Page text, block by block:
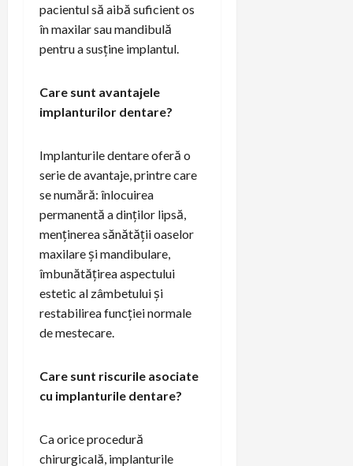
pacientul să aibă suficient os
în maxilar sau mandibulă
pentru a susține implantul.
Care sunt avantajele
implanturilor dentare?
Implanturile dentare oferă o
serie de avantaje, printre care
se numără: înlocuirea
permanentă a dinților lipsă,
menținerea sănătății oaselor
maxilare și mandibulare,
îmbunătățirea aspectului
estetic al zâmbetului și
restabilirea funcției normale
de mestecare.
Care sunt riscurile asociate
cu implanturile dentare?
Ca orice procedură
chirurgicală, implanturile